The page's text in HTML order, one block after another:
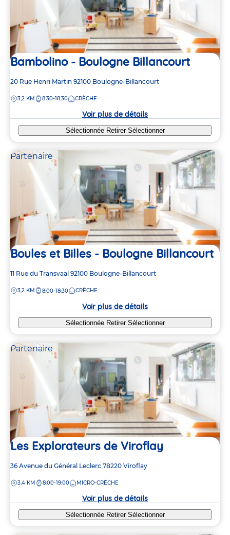
Bambolino - Boulogne Billancourt
Adresse
la
20 Rue Henri Martin 92100 Boulogne-Billancourt
DISTANCE
3,2 KM 8:30-18:30 CRÈCHE
Voir plus de détails
Sélectionnée Retirer Sélectionner
Partenaire
Boules et Billes - Boulogne Billancourt
Adresse
la
11 Rue du Transvaal 92100 Boulogne-Billancourt
DISTANCE
3,2 KM 8:00-18:30 CRÈCHE
Voir plus de détails
Sélectionnée Retirer Sélectionner
Partenaire
Les Explorateurs de Viroflay
Adresse
la
36 Avenue du Général Leclerc 78220 Viroflay
DISTANCE
3,4 KM 8:00-19:00 MICRO-CRÈCHE
Voir plus de détails
Sélectionnée Retirer Sélectionner